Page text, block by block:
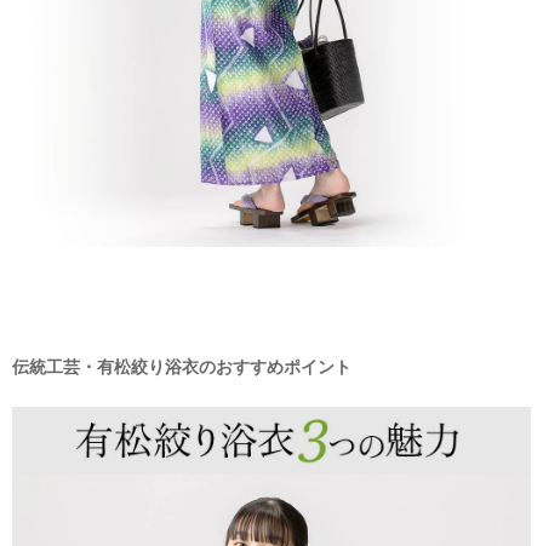
伝統工芸・有松絞り浴衣のおすすめポイント